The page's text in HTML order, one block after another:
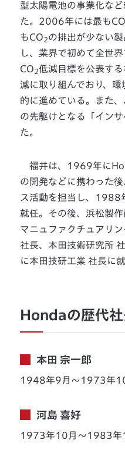
型太陽電池の事業化な
た。2006年には最もCO
もCO2の排出が少ない
し、業界で初めて全世
CO2低減目標を公表す
減に取り組んでおり、
的に進めている。また
の先駆けとなる「イン
た。
福井は、1969年に
の開発などに携わった
ス活動を担当し、1988
就任。その後、浜松製
マニュファクチュアリ
社長、本田技術研究所
に本田技研工業 社長に
Hondaの歴代社
本田 宗一郎
1948年9月〜1973年
河島 喜好
1973年10月〜1983年